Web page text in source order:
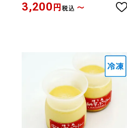
3,200 円 税込 〜